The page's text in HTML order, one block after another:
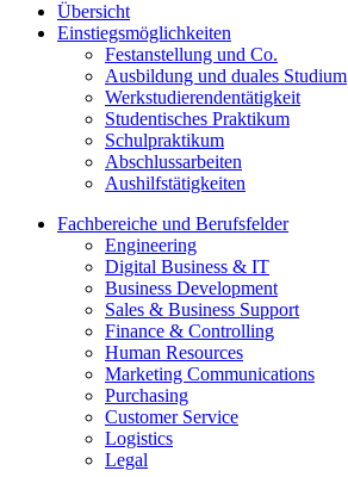
Übersicht
Einstiegsmöglichkeiten
Festanstellung und Co.
Ausbildung und duales Studium
Werkstudierendentätigkeit
Studentisches Praktikum
Schulpraktikum
Abschlussarbeiten
Aushilfstätigkeiten
Fachbereiche und Berufsfelder
Engineering
Digital Business & IT
Business Development
Sales & Business Support
Finance & Controlling
Human Resources
Marketing Communications
Purchasing
Customer Service
Logistics
Legal